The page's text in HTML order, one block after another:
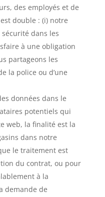
des employés et de
double : (i) notre
dans les
à une obligation
partageons les
la police ou d’une
données dans le
potentiels qui
web, la finalité est la
dans notre
le traitement est
du contrat, ou pour
à la
demande de